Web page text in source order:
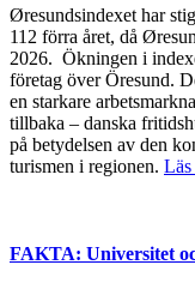
Øresundsindexet har
112 förra året, då
2026. Ökningen i
företag över Öresund.
en starkare
tillbaka – danska
på betydelsen av den
turismen i regionen.
FAKTA: Universitet